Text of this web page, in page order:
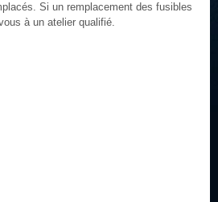
Si un remplacement des fusibles
à un atelier qualifié.